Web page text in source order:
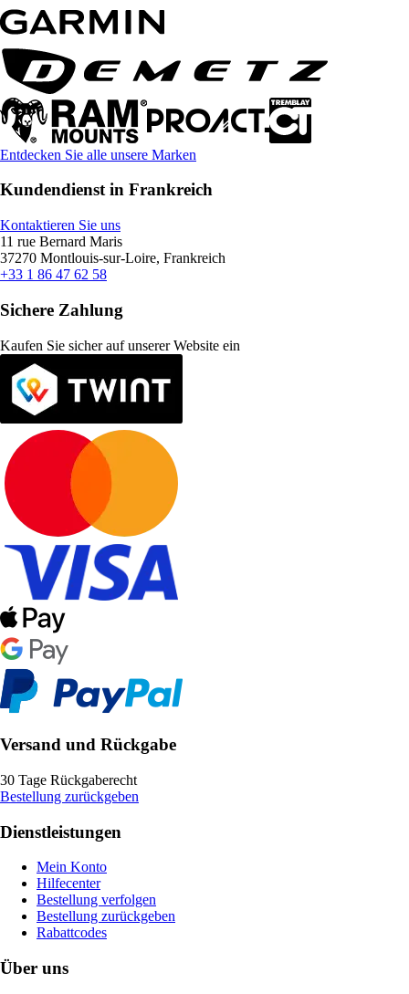
Entdecken Sie alle unsere Marken
Kundendienst in Frankreich
Kontaktieren Sie uns
11 rue Bernard Maris
37270 Montlouis-sur-Loire, Frankreich
+33 1 86 47 62 58
Sichere Zahlung
Kaufen Sie sicher auf unserer Website ein
Versand und Rückgabe
30 Tage Rückgaberecht
Bestellung zurückgeben
Dienstleistungen
Mein Konto
Hilfecenter
Bestellung verfolgen
Bestellung zurückgeben
Rabattcodes
Über uns